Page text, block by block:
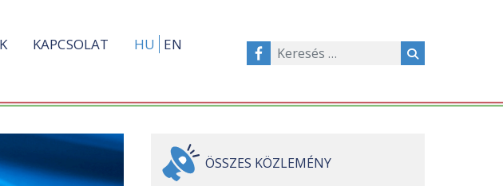
KAPCSOLAT HU EN
ÖSSZES KÖZLEMÉNY